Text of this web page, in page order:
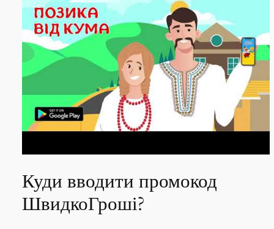
Куди вводити промокод
ШвидкоГроші?